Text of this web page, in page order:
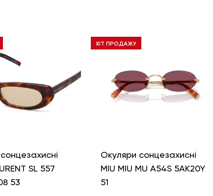
SL 557
53
ХІТ ПРОДАЖУ
Окуляри сонцезахисні
MIU MIU MU A54S 5AK20Y
51